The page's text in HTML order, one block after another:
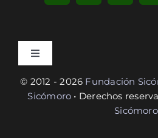
Toggle
Privacidad
© 2012 - 2026 Fundación
Sicómoro • Derechos
Sicómoro